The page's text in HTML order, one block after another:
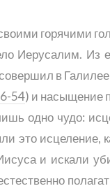
горячими
Иерусалим. Из
в
54) и насыщение
одно чудо:
это исцеление,
и искали